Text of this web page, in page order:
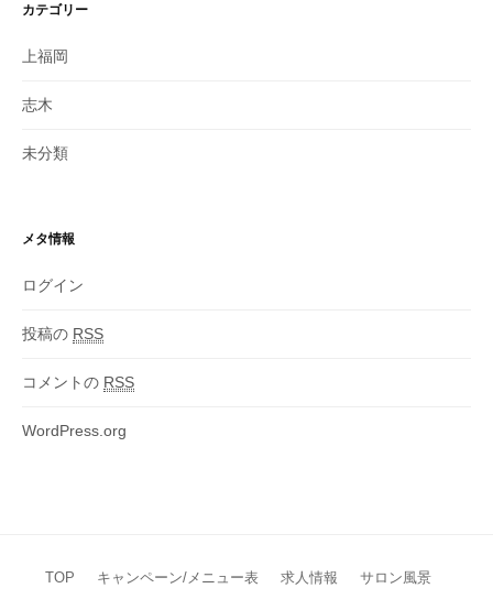
カテゴリー
上福岡
志木
未分類
メタ情報
ログイン
投稿の RSS
コメントの RSS
WordPress.org
TOP キャンペーン/メニュー表 求人情報 サロン風景